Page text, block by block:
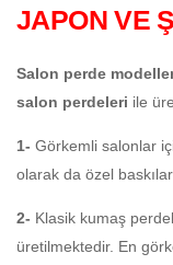
JAPON VE
Salon perde
salon perdeleri ile
1- Görkemli salonlar
olarak da özel
2- Klasik kumaş
üretilmektedir. En